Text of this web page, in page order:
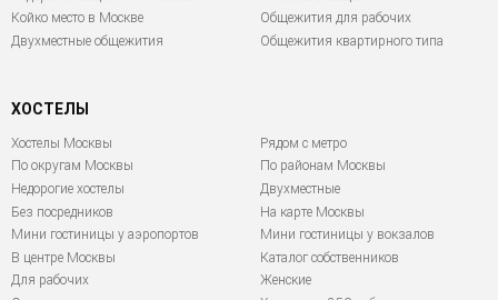
Койко место в Москве
Общежития для рабочих
Двухместные общежития
Общежития квартирного типа
ХОСТЕЛЫ
Хостелы Москвы
По округам Москвы
Недорогие хостелы
Без посредников
Мини гостиницы у аэропортов
В центре Москвы
Для рабочих
Рядом с метро
По районам Москвы
Двухместные
На карте Москвы
Мини гостиницы у вокзалов
Каталог собственников
Женские